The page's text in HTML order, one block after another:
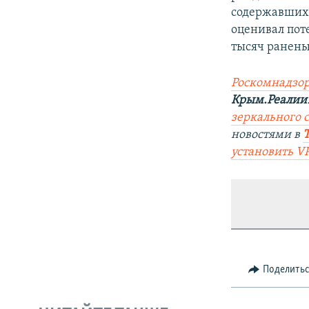
оценивал
тысяч
Крым.Реалии
новостями в
установить